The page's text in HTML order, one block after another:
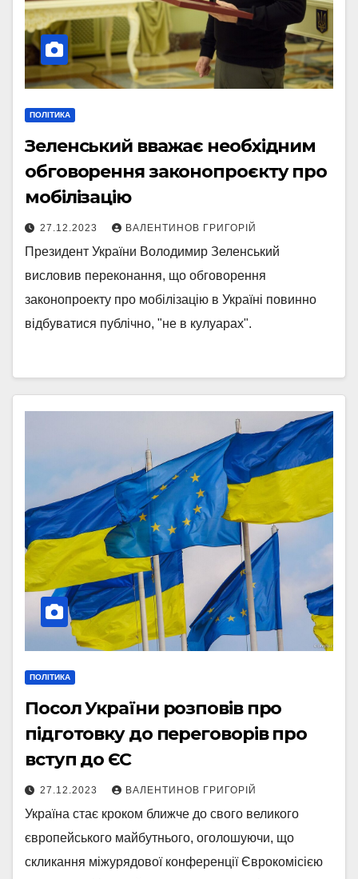
ПОЛІТИКА
Зеленський вважає необхідним
обговорення законопроєкту про
мобілізацію
27.12.2023 ВАЛЕНТИНОВ ГРИГОРІЙ
Президент України Володимир Зеленський
висловив переконання, що обговорення
законопроекту про мобілізацію в Україні повинно
відбуватися публічно, "не в кулуарах".
ПОЛІТИКА
Посол України розповів про
підготовку до переговорів про
вступ до ЄС
27.12.2023 ВАЛЕНТИНОВ ГРИГОРІЙ
Україна стає кроком ближче до свого великого
європейського майбутнього, оголошуючи, що
скликання міжурядової конференції Єврокомісією